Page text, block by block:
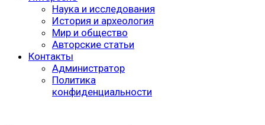
Наука и исследования
История и археология
Мир и общество
Авторские статьи
Контакты
Администратор
Политика
конфиденциальности